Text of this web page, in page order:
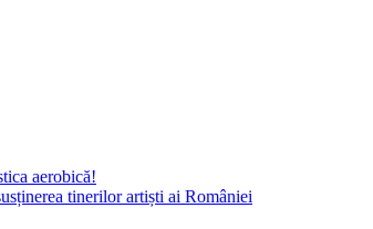
aerobică!
tinerilor artiști ai României